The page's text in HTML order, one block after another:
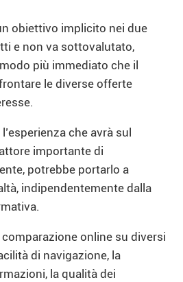
obiettivo implicito nei due
e non va sottovalutato,
più immediato che il
le diverse offerte
che avrà sul
importante di
potrebbe portarlo a
indipendentemente dalla
online su diversi
di navigazione, la
la qualità dei